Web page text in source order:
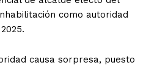
como autoridad
causa sorpresa, puesto